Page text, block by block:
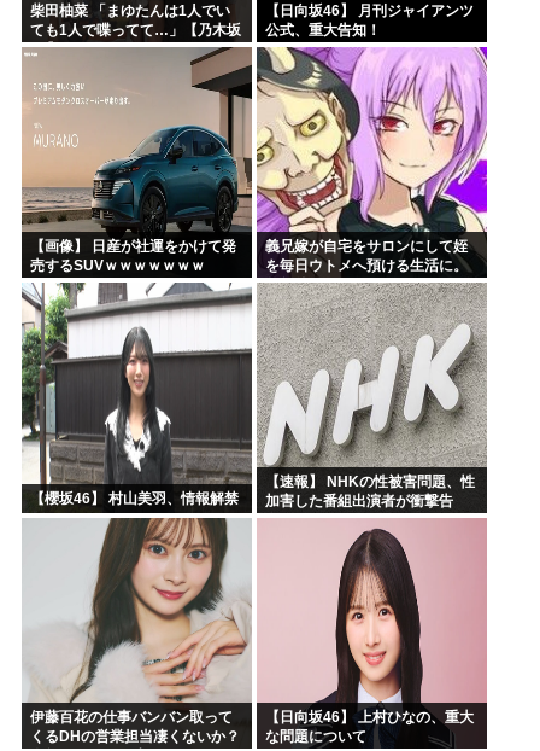
柴田柚菜 「まゆたんは1人でい
ても1人で喋ってて…」【乃木坂
46】
【日向坂46】 月刊ジャイアンツ
公式、重大告知！
【画像】 日産が社運をかけて発
売するSUVｗｗｗｗｗｗｗ
義兄嫁が自宅をサロンにして姪
を毎日ウトメへ預ける生活に。
数年後、そのツケが一気に回っ
てきて…
【櫻坂46】 村山美羽、情報解禁
【速報】 NHKの性被害問題、性
加害した番組出演者が衝撃告
白！
伊藤百花の仕事バンバン取って
くるDHの営業担当凄くないか？
【日向坂46】 上村ひなの、重大
な問題について